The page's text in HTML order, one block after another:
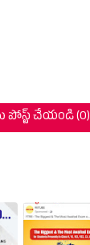
పోస్ట్ చేయండి (0)